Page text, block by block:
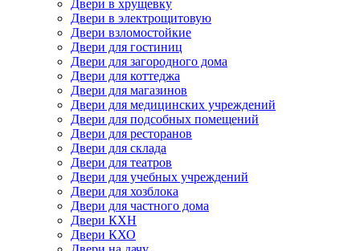
Двери в хрущевку
Двери в электрощитовую
Двери взломостойкие
Двери для гостиниц
Двери для загородного дома
Двери для коттеджа
Двери для магазинов
Двери для медицинских учреждений
Двери для подсобных помещений
Двери для ресторанов
Двери для склада
Двери для театров
Двери для учебных учреждений
Двери для хозблока
Двери для частного дома
Двери КХН
Двери КХО